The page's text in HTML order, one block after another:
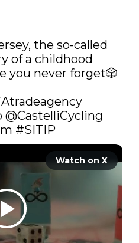
the so-called
of a childhood
you never forget🎲
@CastelliCycling
#SITIP
Watch on X